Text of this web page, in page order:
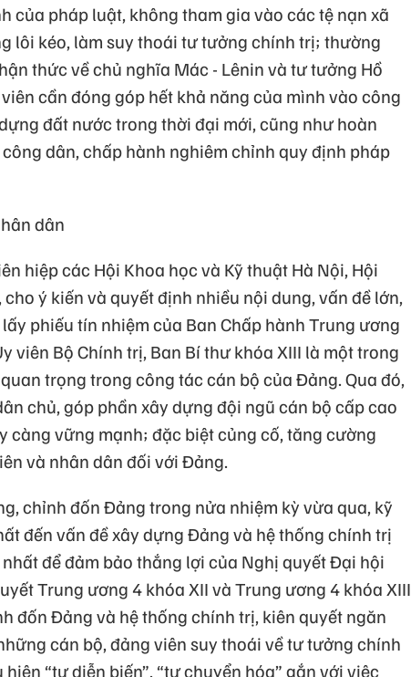
của pháp luật, không tham gia vào các tệ nạn xã
lôi kéo, làm suy thoái tư tưởng chính trị; thường
thức về chủ nghĩa Mác - Lênin và tư tưởng Hồ
cần đóng góp hết khả năng của mình vào công
đất nước trong thời đại mới, cũng như hoàn
dân, chấp hành nghiêm chỉnh quy định pháp
dân
hiệp các Hội Khoa học và Kỹ thuật Hà Nội, Hội
ý kiến và quyết định nhiều nội dung, vấn đề lớn,
phiếu tín nhiệm của Ban Chấp hành Trung ương
viên Bộ Chính trị, Ban Bí thư khóa XIII là một trong
trọng trong công tác cán bộ của Đảng. Qua đó,
chủ, góp phần xây dựng đội ngũ cán bộ cấp cao
càng vững mạnh; đặc biệt củng cố, tăng cường
và nhân dân đối với Đảng.
chỉnh đốn Đảng trong nửa nhiệm kỳ vừa qua, kỹ
đến vấn đề xây dựng Đảng và hệ thống chính trị
để đảm bảo thắng lợi của Nghị quyết Đại hội
Trung ương 4 khóa XII và Trung ương 4 khóa XIII
đốn Đảng và hệ thống chính trị, kiên quyết ngăn
cán bộ, đảng viên suy thoái về tư tưởng chính
“tự diễn biến”, “tự chuyển hóa” gắn với việc